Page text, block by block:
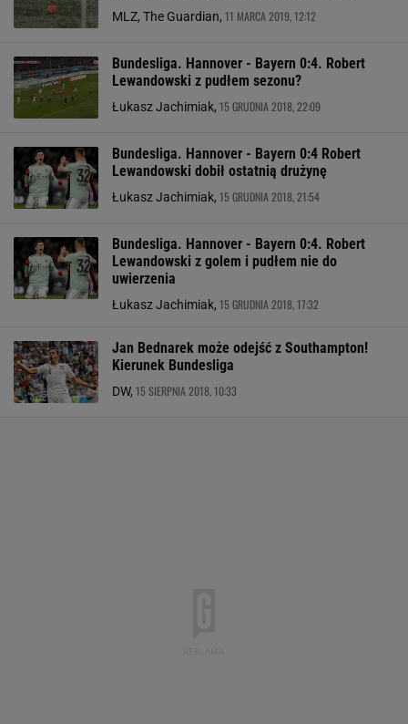
MLZ, The Guardian, 11 MARCA 2019, 12:12
Bundesliga. Hannover - Bayern 0:4. Robert
Lewandowski z pudłem sezonu?
Łukasz Jachimiak, 15 GRUDNIA 2018, 22:09
Bundesliga. Hannover - Bayern 0:4 Robert
Lewandowski dobił ostatnią drużynę
Łukasz Jachimiak, 15 GRUDNIA 2018, 21:54
Bundesliga. Hannover - Bayern 0:4. Robert
Lewandowski z golem i pudłem nie do
uwierzenia
Łukasz Jachimiak, 15 GRUDNIA 2018, 17:32
Jan Bednarek może odejść z Southampton!
Kierunek Bundesliga
DW, 15 SIERPNIA 2018, 10:33